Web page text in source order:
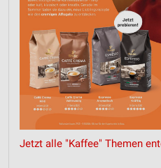
Jetzt alle "Kaffee" Themen